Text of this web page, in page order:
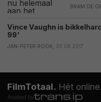
BRAM DE
Vince Vaughn is
99'
JAN-PETER ROOK, 30.08.2017
FilmTotaal. Hét
hosted by